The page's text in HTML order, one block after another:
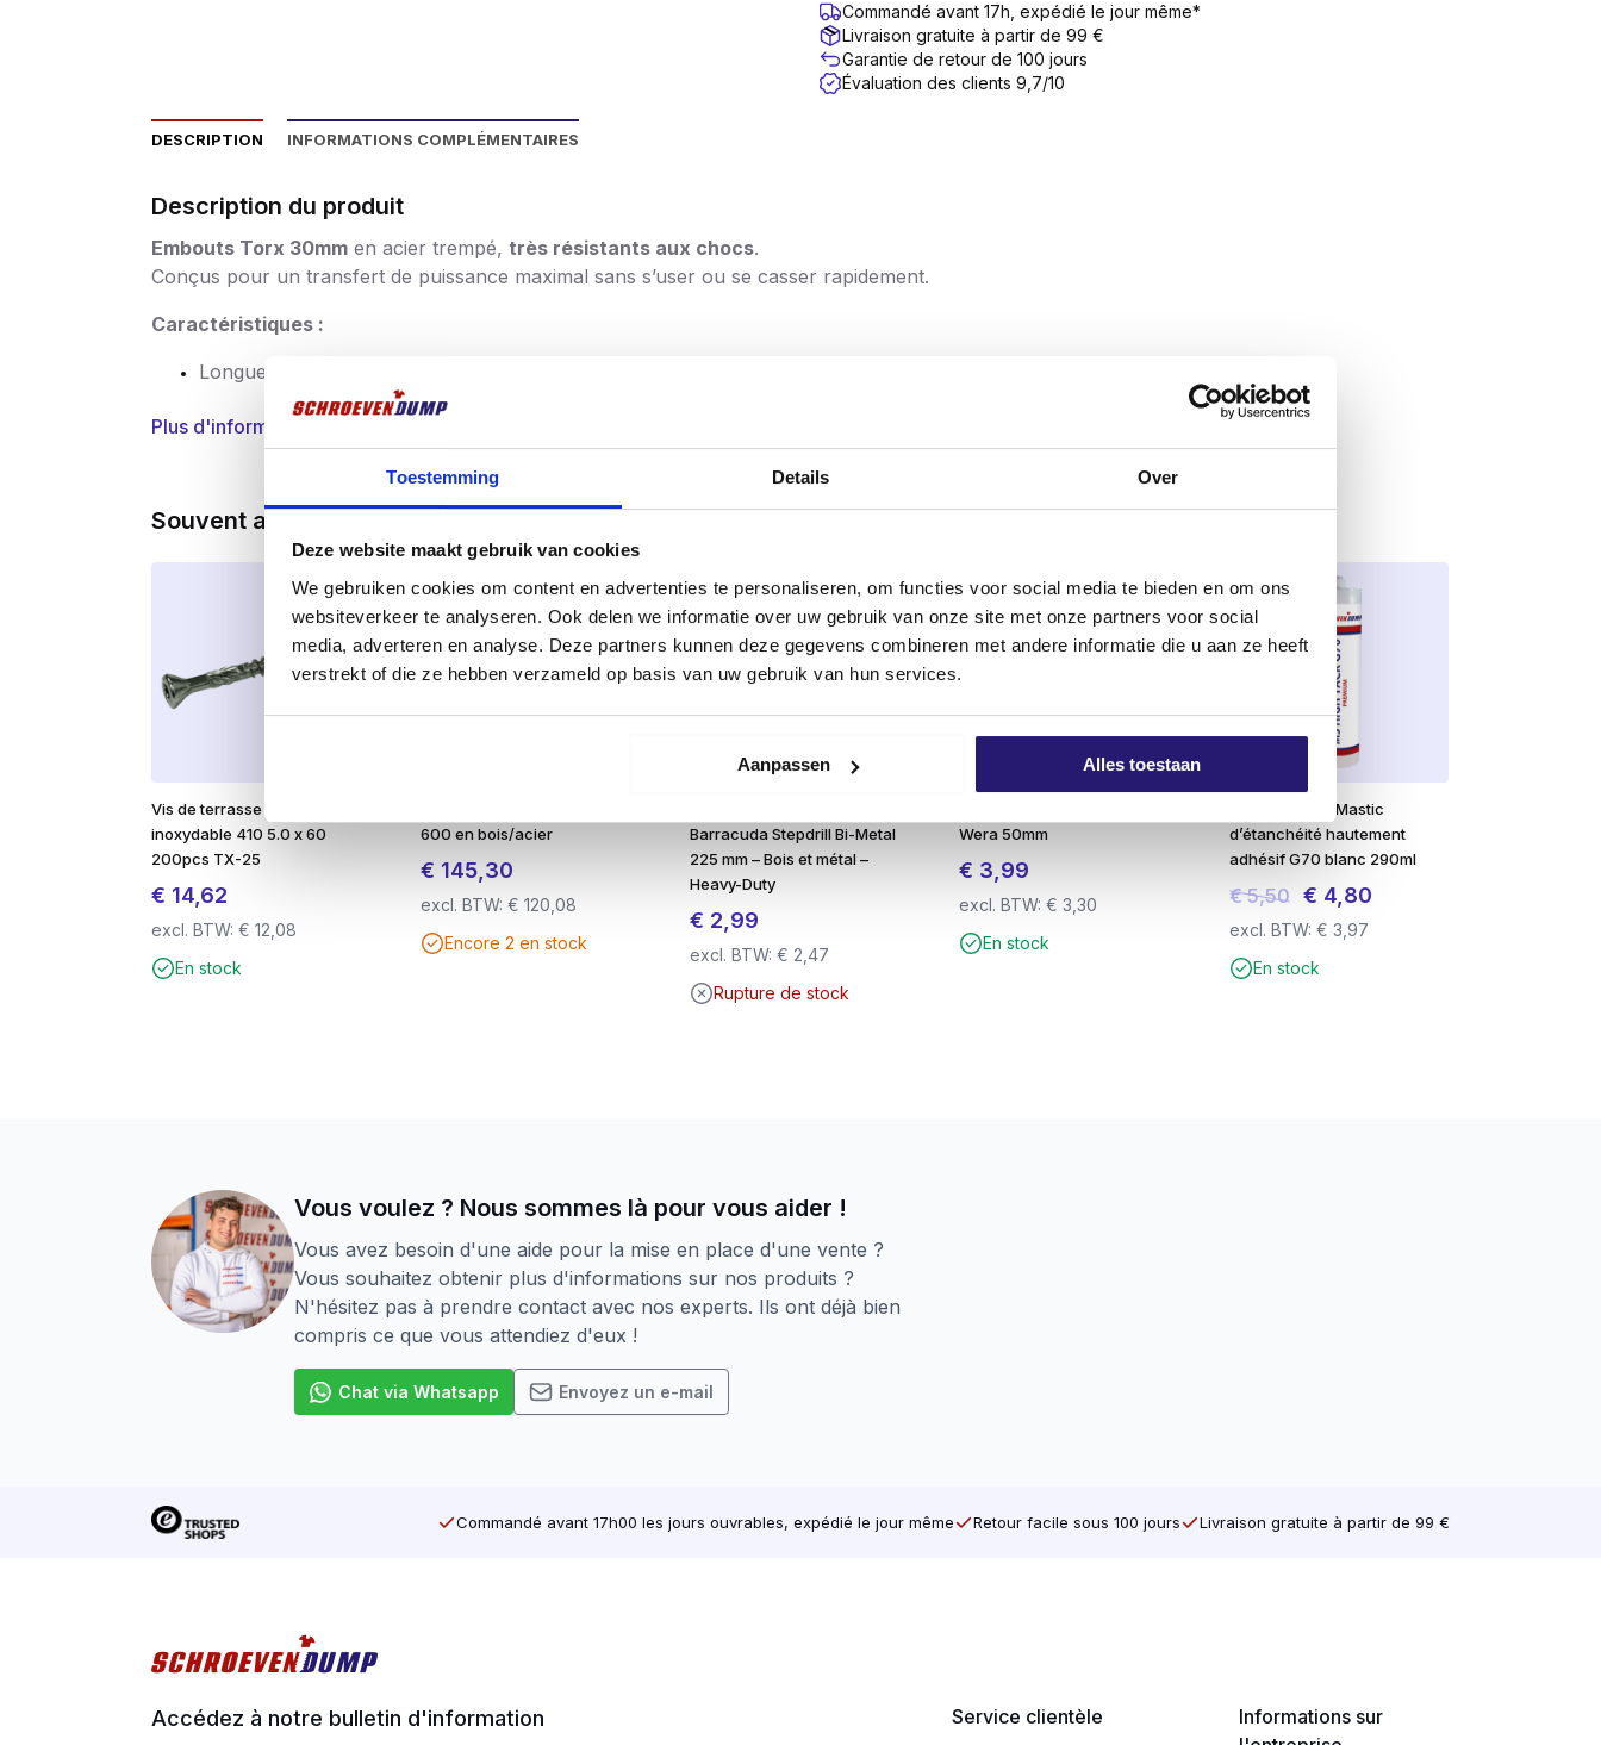
Toestemming Details Over
Deze website maakt gebruik van cookies
We gebruiken cookies om content en advertenties te personaliseren, om functies voor social media te bieden en om ons
websiteverkeer te analyseren. Ook delen we informatie over uw gebruik van onze site met onze partners voor social
media, adverteren en analyse. Deze partners kunnen deze gegevens combineren met andere informatie die u aan ze heeft
verstrekt of die ze hebben verzameld op basis van uw gebruik van hun services.
Aanpassen Alles toestaan
Commandé avant 17h, expédié le jour même*
Livraison gratuite à partir de 99 €
Garantie de retour de 100 jours
Évaluation des clients 9,7/10
DESCRIPTION INFORMATIONS COMPLÉMENTAIRES
Description du produit
Embouts Torx 30mmen acier trempé, très résistants aux chocs.
Conçus pour un transfert de puissance maximal sans s’user ou se casser rapidement.
Caractéristiques :
Longueur :
Type :Torx (T10 à T40)
acier à chocs de haute qualité
Convient parfaitement aux rouleaux à percussion et aux visseuses à percussion
S’insère parfaitement dans la tête de la vis
Pour un usage professionnel et intensif
Application :
Idéal pour l’assemblage, la construction en bois et le travail du métal où la résistance et la durabilité sont importantes.
Plus d'informations
Souvent achetés ensemble
Vis de terrasse en acier
inoxydable 410 5.0 x 60
200pcs TX-25
€ 14,62
excl. BTW: € 12,08
En stock
600 en bois/acier
€ 145,30
excl. BTW:€ 120,08
Encore 2 en stock
Barracuda Stepdrill Bi-Metal
225 mm – Bois et métal –
Heavy-Duty
€ 2,99
excl. BTW:€ 2,47
Rupture de stock
Wera 50mm
€ 3,99
excl. BTW:€ 3,30
En stock
Professionnel Mastic
d’étanchéité hautement
adhésif G70 blanc 290ml
€5,50 Le
prix
initial
€ 4,80Le
excl. BTW: € 3,97
En stock
Vous voulez ? Nous sommes là pour vous aider !
Vous avez besoin d'une aide pour la mise en place d'une vente ?
Vous souhaitez obtenir plus d'informations sur nos produits ?
N'hésitez pas à prendre contact avec nos experts. Ils ont déjà bien
compris ce que vous attendiez d'eux !
Chat via Whatsapp Envoyez un e-mail
Commandé avant 17h00 les jours ouvrables, expédié le jour même Retour facile sous 100 jours Livraison gratuite à partir de 99 €
Accédez à notre bulletin d'information Service clientèle
Informations sur